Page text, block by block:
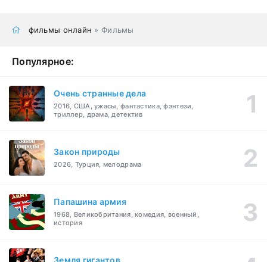
фильмы онлайн » Фильмы
Популярное:
Очень странные дела
2016, США, ужасы, фантастика, фэнтези,
триллер, драма, детектив
Закон природы
2026, Турция, мелодрама
Папашина армия
1968, Великобритания, комедия, военный,
история